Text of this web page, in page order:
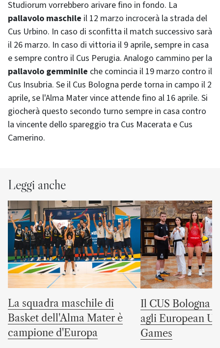
Studiorum vorrebbero arivare fino in fondo. La
pallavolo maschile il 12 marzo incrocerà la strada del
Cus Urbino. In caso di sconfitta il match successivo sarà
il 26 marzo. In caso di vittoria il 9 aprile, sempre in casa
e sempre contro il Cus Perugia. Analogo cammino per la
pallavolo gemminile che comincia il 19 marzo contro il
Cus Insubria. Se il Cus Bologna perde torna in campo il 2
aprile, se l'Alma Mater vince attende fino al 16 aprile. Si
giocherà questo secondo turno sempre in casa contro
la vincente dello spareggio tra Cus Macerata e Cus
Camerino.
Leggi anche
La squadra maschile di
Basket dell'Alma Mater è
campione d'Europa
Il CUS Bologna
agli European
Games